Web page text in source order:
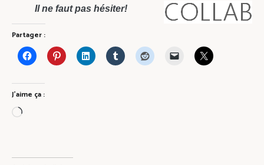
Il ne faut pas hésiter!
Partager :
J’aime ça :
Chargement…